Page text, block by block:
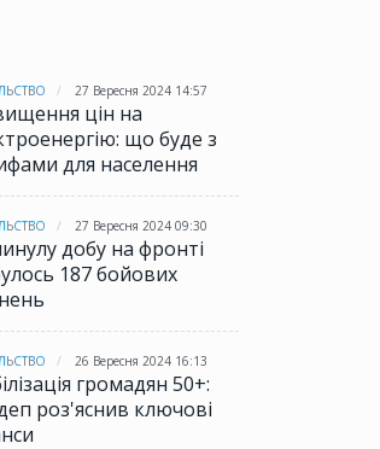
27 Вересня 2024 14:57
цін на
що буде з
для населення
27 Вересня 2024 09:30
добу на фронті
187 бойових
26 Вересня 2024 16:13
громадян 50+:
роз'яснив ключові